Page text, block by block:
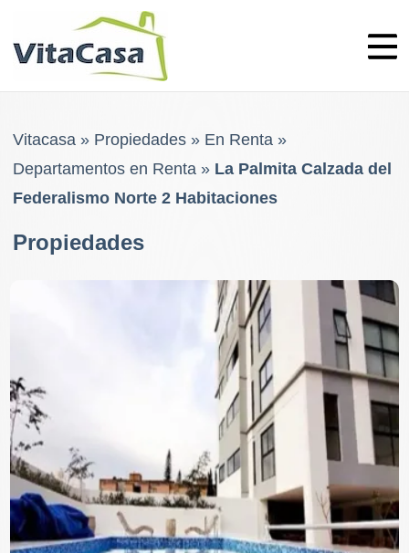
Vitacasa» Propiedades» En Renta»
Departamentos en Renta» La Palmita Calzada del
Federalismo Norte 2 Habitaciones
Propiedades